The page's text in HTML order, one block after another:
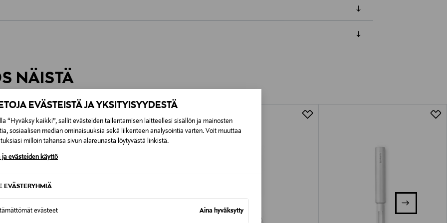
EVÄSTEISTÄ JA YKSITYISYYDESTÄ
“Hyväksy kaikki”, sallit evästeiden tallentamisen laitteellesi sisällön ja mainosten
sosiaalisen median ominaisuuksia sekä liikenteen analysointia varten. Voit muuttaa
milloin tahansa sivun alareunasta löytyvästä linkistä.
ja evästeiden käyttö
EVÄSTERYHMIÄ
evästeet Aina hyväksytty
Alk. 6,90 €, kun toimitus on saatavilla valittuun osoitteeseen.
NÄISTÄ